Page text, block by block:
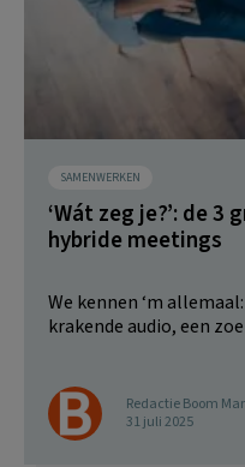
SAMENWERKEN
‘Wát zeg je?’: de
hybride meetings
We kennen ‘m
krakende audio, een
Redactie Boom
31 juli 2025